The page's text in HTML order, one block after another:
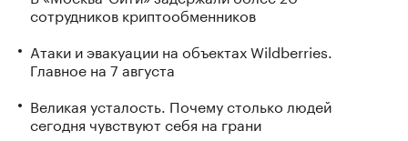
сотрудников криптообменников
Атаки и эвакуации на объектах Wildberries.
Главное на 7 августа
Великая усталость. Почему столько людей
сегодня чувствуют себя на грани